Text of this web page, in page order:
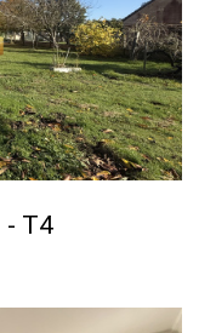
- T4